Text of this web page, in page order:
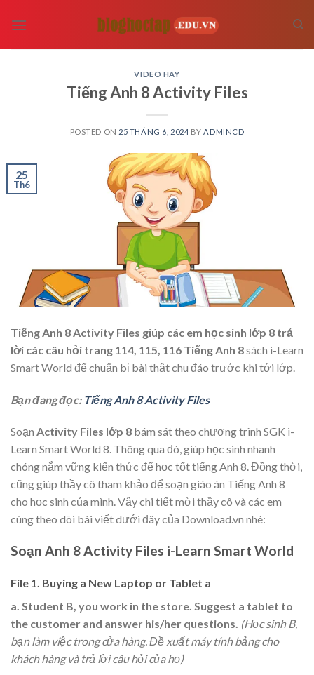
VIDEO HAY
Tiếng Anh 8 Activity Files
POSTED ON 25 THÁNG 6, 2024 BY ADMINCD
25
Th6
Tiếng Anh 8 Activity Files giúp các em học sinh lớp 8 trả
lời các câu hỏi trang 114, 115, 116 Tiếng Anh 8sách i-Learn
Smart World để chuẩn bị bài thật chu đáo trước khi tới lớp.
Bạn đang đọc: Tiếng Anh 8 Activity Files
Soạn Activity Files lớp 8 bám sát theo chương trình SGK i-
Learn Smart World 8. Thông qua đó, giúp học sinh nhanh
chóng nắm vững kiến thức để học tốt tiếng Anh 8. Đồng thời,
cũng giúp thầy cô tham khảo để soạn giáo án Tiếng Anh 8
cho học sinh của mình. Vậy chi tiết mời thầy cô và các em
cùng theo dõi bài viết dưới đây của Download.vn nhé:
Soạn Anh 8 Activity Files i-Learn Smart World
File 1. Buying a New Laptop or Tablet a
a. Student B, you work in the store. Suggest a tablet to
the customer and answer his/her questions. (Học sinh B,
bạn làm việc trong cửa hàng. Đề xuất máy tính bảng cho
khách hàng và trả lời câu hỏi của họ)